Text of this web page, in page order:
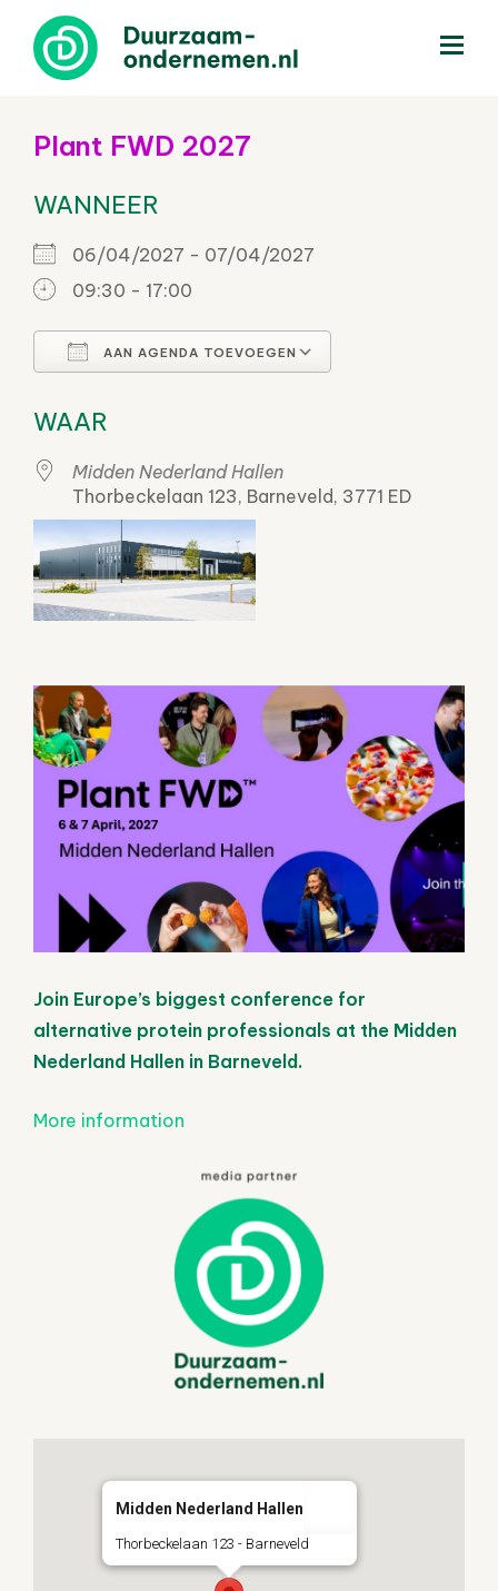
Plant FWD 2027
WANNEER
06/04/2027 - 07/04/2027
09:30 - 17:00
AAN AGENDA TOEVOEGEN
WAAR
Midden Nederland Hallen
Thorbeckelaan 123, Barneveld, 3771 ED
Join Europe’s biggest conference for
alternative protein professionals at the Midden
Nederland Hallen in Barneveld.
More information
Midden Nederland Hallen
Thorbeckelaan 123 - Barneveld